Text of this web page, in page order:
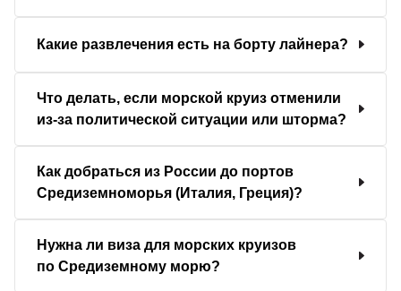
Какие развлечения есть на борту лайнера?
Что делать, если морской круиз отменили
из-за политической ситуации или шторма?
Как добраться из России до портов
Средиземноморья (Италия, Греция)?
Нужна ли виза для морских круизов
по Средиземному морю?